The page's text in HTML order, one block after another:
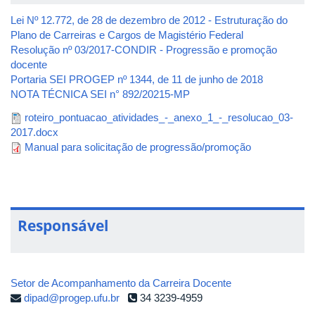
Lei Nº 12.772, de 28 de dezembro de 2012 - Estruturação do
Plano de Carreiras e Cargos de Magistério Federal
Resolução nº 03/2017-CONDIR - Progressão e promoção
docente
Portaria SEI PROGEP nº 1344, de 11 de junho de 2018
NOTA TÉCNICA SEI n° 892/20215-MP
roteiro_pontuacao_atividades_-_anexo_1_-_resolucao_03-
2017.docx
Manual para solicitação de progressão/promoção
Responsável
Setor de Acompanhamento da Carreira Docente
dipad@progep.ufu.br
34 3239-4959